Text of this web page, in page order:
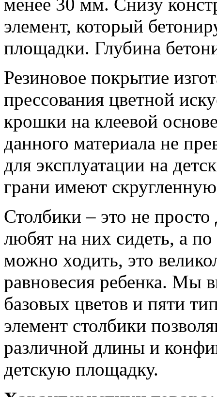
элемент, который
площадки. Глубина
Резиновое покрытие
прессования цветной
крошки на клеевой
данного материала не
для эксплуатации на
грани имеют
Столбики – это не
любят на них сидеть, а
можно ходить, это
равновесия ребенка. Мы
базовых цветов и пяти
элемент столбики
различной длины и
детскую площадку.